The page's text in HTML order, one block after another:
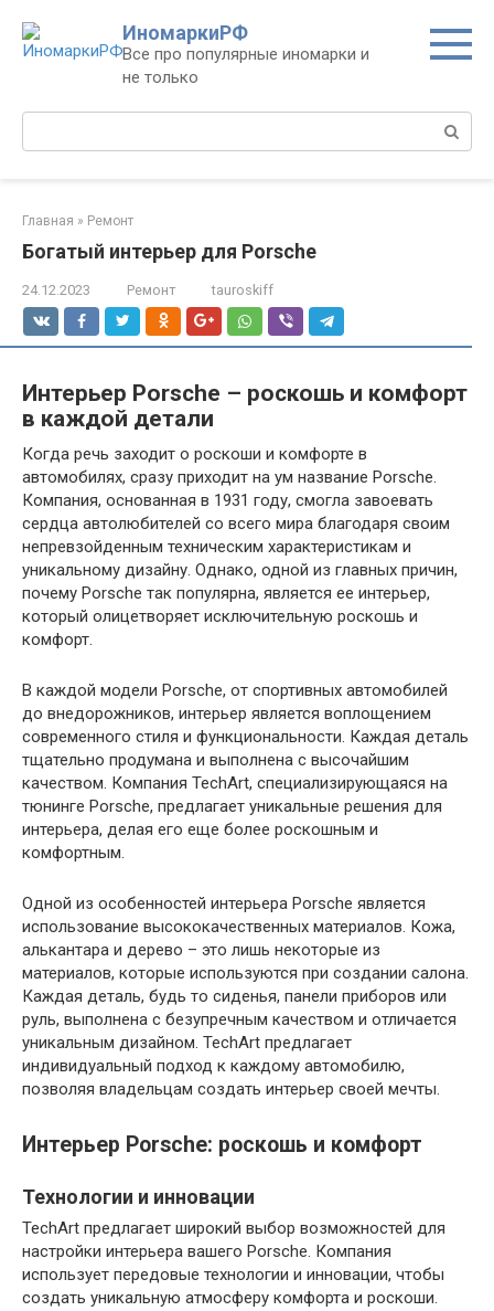
контенту
ИномаркиРФ
Все про популярные иномарки и
не только
Поиск:
Главная » Ремонт
Богатый интерьер для Porsche
24.12.2023 Ремонт tauroskiff
Интерьер Porsche – роскошь и комфорт
в каждой детали
Когда речь заходит о роскоши и комфорте в
автомобилях, сразу приходит на ум название Porsche.
Компания, основанная в 1931 году, смогла завоевать
сердца автолюбителей со всего мира благодаря своим
непревзойденным техническим характеристикам и
уникальному дизайну. Однако, одной из главных причин,
почему Porsche так популярна, является ее интерьер,
который олицетворяет исключительную роскошь и
комфорт.
В каждой модели Porsche, от спортивных автомобилей
до внедорожников, интерьер является воплощением
современного стиля и функциональности. Каждая деталь
тщательно продумана и выполнена с высочайшим
качеством. Компания TechArt, специализирующаяся на
тюнинге Porsche, предлагает уникальные решения для
интерьера, делая его еще более роскошным и
комфортным.
Одной из особенностей интерьера Porsche является
использование высококачественных материалов. Кожа,
алькантара и дерево – это лишь некоторые из
материалов, которые используются при создании салона.
Каждая деталь, будь то сиденья, панели приборов или
руль, выполнена с безупречным качеством и отличается
уникальным дизайном. TechArt предлагает
индивидуальный подход к каждому автомобилю,
позволяя владельцам создать интерьер своей мечты.
Интерьер Porsche: роскошь и комфорт
Технологии и инновации
TechArt предлагает широкий выбор возможностей для
настройки интерьера вашего Porsche. Компания
использует передовые технологии и инновации, чтобы
создать уникальную атмосферу комфорта и роскоши.